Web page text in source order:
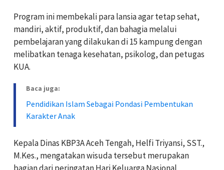
Program ini membekali para lansia agar tetap sehat,
mandiri, aktif, produktif, dan bahagia melalui
pembelajaran yang dilakukan di 15 kampung dengan
melibatkan tenaga kesehatan, psikolog, dan petugas
KUA.
Baca juga:
Pendidikan Islam Sebagai Pondasi Pembentukan
Karakter Anak
Kepala Dinas KBP3A Aceh Tengah, Helfi Triyansi, SST.,
M.Kes., mengatakan wisuda tersebut merupakan
bagian dari peringatan Hari Keluarga Nasional